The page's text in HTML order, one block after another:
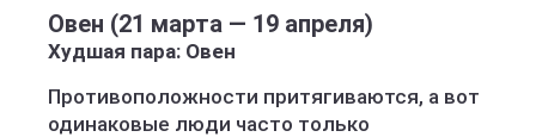
Овен (21 марта — 19 апреля)
Худшая пара: Овен
Противоположности притягиваются, а вот
одинаковые люди часто только